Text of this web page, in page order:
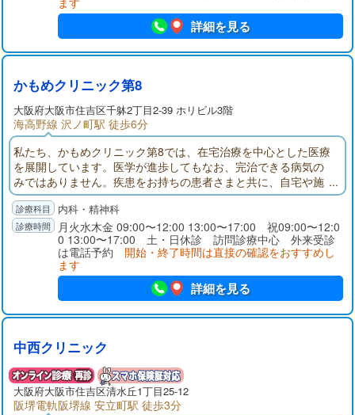
詳細を見る
かもめクリニック第8
大阪府大阪市住吉区千躰2丁目2-39 ホリビル3階
海高野線 沢ノ町駅 徒歩6分
私たち、かもめクリニック第8では、在宅治療を中心とした医療
を展開しています。医学が進歩してもなお、完治できる病気の
みではありません。疾患をお持ちの患者さまと共に、自宅や施
設といった慣れ親しんだ環境で、より良く日々を過ごすことが
できるように診療にあたっています。ご自身、ご家族が通院困
難である場合には是非ともご相談ください。
内科・精神科
月火水木金 09:00〜12:00 13:00〜17:00 祝09:00〜12:0
0 13:00〜17:00 土・日休診 訪問診療中心 外来受診
は電話予約 開始・終了時間は直接の確認をおすすめし
ます
詳細を見る
中西クリニック
大阪府大阪市住吉区清水丘1丁目25-12
阪堺電軌阪堺線 安立町駅 徒歩3分